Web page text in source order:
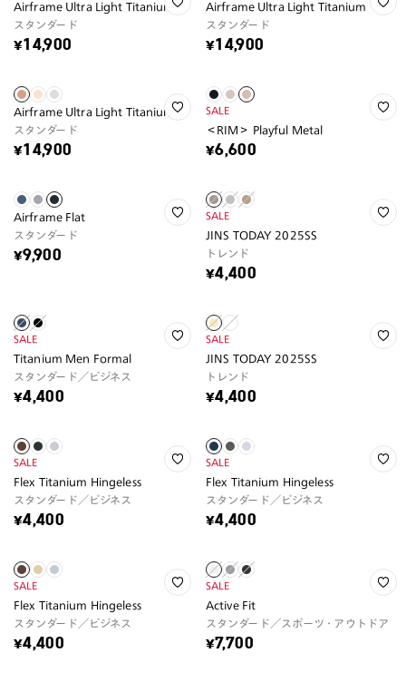
Airframe Ultra Light Titanium
スタンダード
¥14,900
Airframe Ultra Light Titanium
スタンダード
¥14,900
Airframe Ultra Light Titanium
スタンダード
¥14,900
SALE
＜RIM＞ Playful Metal
¥6,600
Airframe Flat
スタンダード
¥9,900
SALE
JINS TODAY 2025SS
トレンド
¥4,400
SALE
Titanium Men Formal
スタンダード／ビジネス
¥4,400
SALE
JINS TODAY 2025SS
トレンド
¥4,400
SALE
Flex Titanium Hingeless
スタンダード／ビジネス
¥4,400
SALE
Flex Titanium Hingeless
スタンダード／ビジネス
¥4,400
SALE
Flex Titanium Hingeless
スタンダード／ビジネス
¥4,400
SALE
Active Fit
スタンダード／スポーツ・アウトドア
¥7,700